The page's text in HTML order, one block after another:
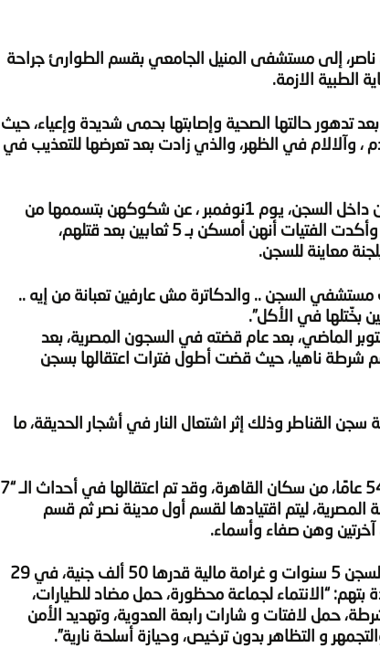
ناصر، إلى مستشفى المنيل الجامعي بقسم الطوارئ جراحة
الطبية الازمة.
حالتها الصحية وإصابتها بحمى شديدة وإعياء، حيث
، وآلالام في الظهر، والذي زادت بعد تعرضها للتعذيب في
وأعربت الفتيات المعتقلات في سجن القناطر، في رسالة مسربة من داخل السجن، يوم 1نوفمبر ، عن شكوكهن بتسممها من
الثعابين التي تملأ أسقف العنابر، والتي تتساقط عليهم أثناء النوم، وأكدت الفتيات أنهن أمسكن بـ 5 ثعابين بعد قتلهم،
معاينة للسجن.
السجن .. والدكاترة مش عارفين تعبانة من إيه ..
بخّتلها في الأكل”.
أكدته المعتقلة نجاح عبدربه، عقب الإفراج عنها في 27 أكتوبر الماضي، بعد عام قضته في السجون المصرية، بعد
بحرق قسم شرطة ناهيا، حيث قضت أطول فترات اعتقالها بسجن
سجن القناطر وذلك إثر اشتعال النار في أشجار الحديقة، ما
يذكر أن سلوى تعمل مهندسة زراعية في مستعمرة أبو زعبل، تبلغ 54 عامًا، من سكان القاهرة، وقد تم اعتقالها في أحداث الـ “7
المصرية، ليتم اقتيادها لقسم أول مدينة نصر ثم قسم
آخرتين وهن صفاء وأسماء.
تم التجديد لهن 15 يوم باستمرار ثم 45 يوم لمرتين، ليحكم عليهن بالسجن 5 سنوات و غرامة مالية قدرها 50 ألف جنية، في 29
القضية رقم 342 لسنة 2014 مصر الجديدة بتهم: “الانتماء لجماعة محظورة، حمل مضاد للطيارات،
حمل لافتات و شارات رابعة العدوية، وتهديد الأمن
و التظاهر بدون ترخيص، وحيازة أسلحة نارية”.